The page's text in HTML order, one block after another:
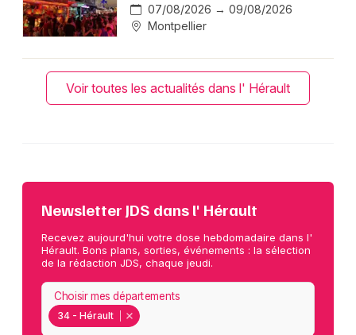
07/08/2026 → 09/08/2026
Montpellier
Voir toutes les actualités dans l' Hérault
Newsletter JDS dans l' Hérault
Recevez aujourd'hui votre dose hebdomadaire dans l'
Hérault. Bons plans, sorties, événements : la sélection
de la rédaction JDS, chaque jeudi.
34 - Hérault
Choisir mes départements